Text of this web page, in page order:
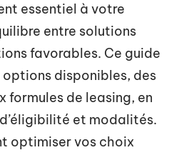
essentiel à votre
entre solutions
favorables. Ce guide
disponibles, des
formules de leasing, en
et modalités.
optimiser vos choix